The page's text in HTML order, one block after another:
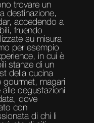
trovare un
destinazione,
accedendo a
fruendo
su misura
per esempio
in cui è
stanze di un
della cucina
gourmet, magari
degustazioni
dove
con
di chi li